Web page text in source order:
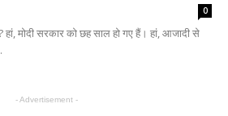
0
मोदी सरकार को छह साल हो गए हैं। हां, आजादी से
- Advertisement -